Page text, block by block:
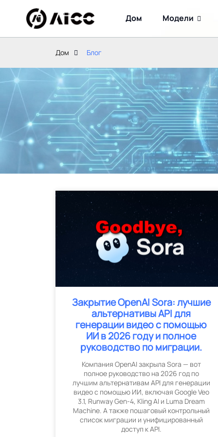
Дом Модели
Дом Блог
Закрытие OpenAI Sora: лучшие
альтернативы API для
генерации видео с помощью
ИИ в 2026 году и полное
руководство по миграции.
Компания OpenAI закрыла Sora — вот
полное руководство на 2026 год по
лучшим альтернативам API для генерации
видео с помощью ИИ, включая Google Veo
3.1, Runway Gen-4, Kling AI и Luma Dream
Machine. А также пошаговый контрольный
список миграции и унифицированный
доступ к API.